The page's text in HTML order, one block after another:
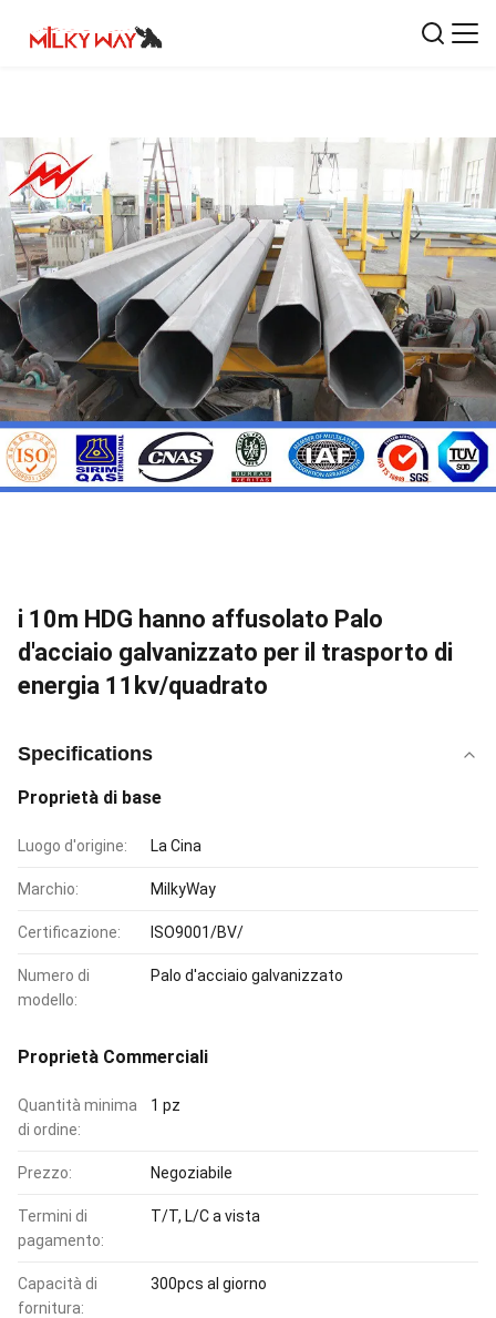
i 10m HDG hanno affusolato Palo
d'acciaio galvanizzato per il trasporto di
energia 11kv/quadrato
Specifications
Proprietà di base
Luogo d'origine: La Cina
Marchio: MilkyWay
Certificazione: ISO9001/BV/
Numero di
modello:
Palo d'acciaio galvanizzato
Proprietà Commerciali
Quantità minima
di ordine:
1 pz
Prezzo: Negoziabile
Termini di
pagamento:
T/T, L/C a vista
Capacità di
fornitura:
300pcs al giorno